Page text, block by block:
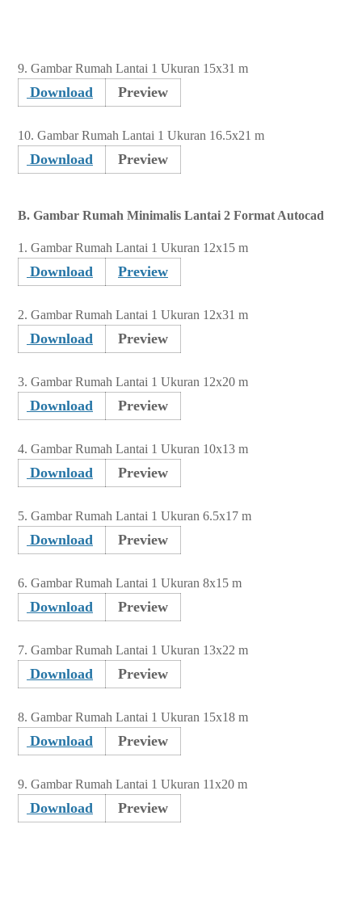
9. Gambar Rumah Lantai 1 Ukuran 15x31 m
Download Preview
10. Gambar Rumah Lantai 1 Ukuran 16.5x21 m
Download Preview
B. Gambar Rumah Minimalis Lantai 2 Format Autocad
1. Gambar Rumah Lantai 1 Ukuran 12x15 m
Download Preview
2. Gambar Rumah Lantai 1 Ukuran 12x31 m
Download Preview
3. Gambar Rumah Lantai 1 Ukuran 12x20 m
Download Preview
4. Gambar Rumah Lantai 1 Ukuran 10x13 m
Download Preview
5. Gambar Rumah Lantai 1 Ukuran 6.5x17 m
Download Preview
6. Gambar Rumah Lantai 1 Ukuran 8x15 m
Download Preview
7. Gambar Rumah Lantai 1 Ukuran 13x22 m
Download Preview
8. Gambar Rumah Lantai 1 Ukuran 15x18 m
Download Preview
9. Gambar Rumah Lantai 1 Ukuran 11x20 m
Download Preview